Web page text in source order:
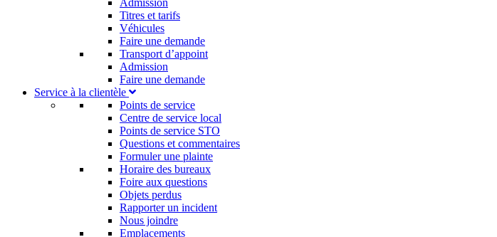
Admission
Titres et tarifs
Véhicules
Faire une demande
Transport d’appoint
Admission
Faire une demande
Service à la clientèle
Points de service
Centre de service local
Points de service STO
Questions et commentaires
Formuler une plainte
Horaire des bureaux
Foire aux questions
Objets perdus
Rapporter un incident
Nous joindre
Emplacements